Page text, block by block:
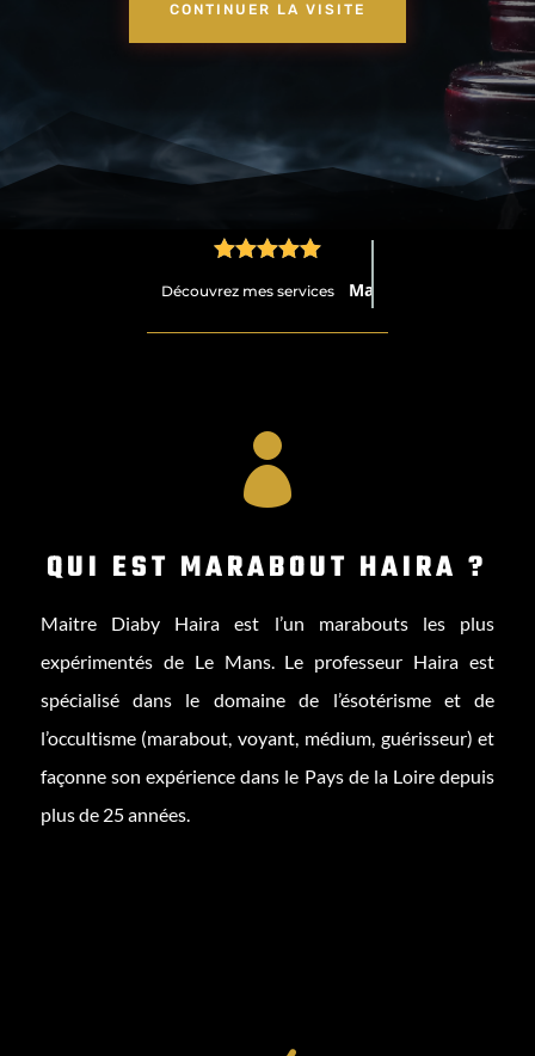
CONTINUER LA VISITE

Découvrez mes services Médium

QUI EST MARABOUT HAIRA ?
Maitre Diaby Haira est l’un marabouts les plus
expérimentés de Le Mans. Le professeur Haira est
spécialisé dans le domaine de l’ésotérisme et de
l’occultisme (marabout, voyant, médium, guérisseur) et
façonne son expérience dans le Pays de la Loire depuis
plus de 25 années.